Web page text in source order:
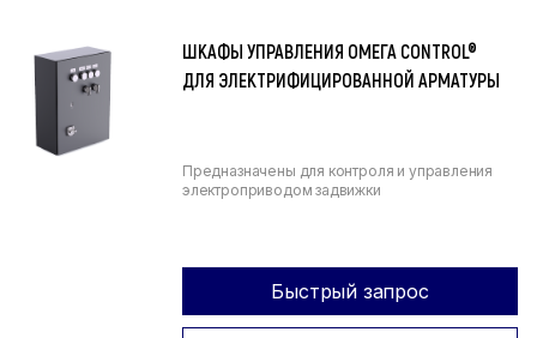
ШКАФЫ УПРАВЛЕНИЯ ОМЕГА CONTROL®
ДЛЯ ЭЛЕКТРИФИЦИРОВАННОЙ АРМАТУРЫ
Предназначены для контроля и управления
электроприводом задвижки
Быстрый запрос